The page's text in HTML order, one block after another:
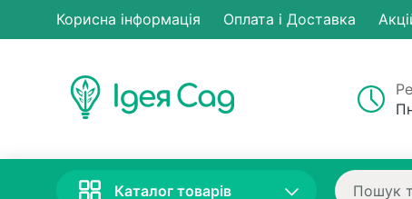
Корисна інформація Оплата і Доставка
Каталог товарів